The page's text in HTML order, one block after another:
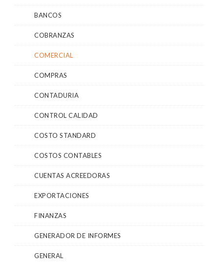
BANCOS
COBRANZAS
COMERCIAL
COMPRAS
CONTADURIA
CONTROL CALIDAD
COSTO STANDARD
COSTOS CONTABLES
CUENTAS ACREEDORAS
EXPORTACIONES
FINANZAS
GENERADOR DE INFORMES
GENERAL